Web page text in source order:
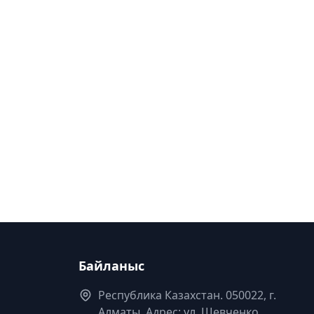
Байланыс
Республика Казахстан. 050022, г.